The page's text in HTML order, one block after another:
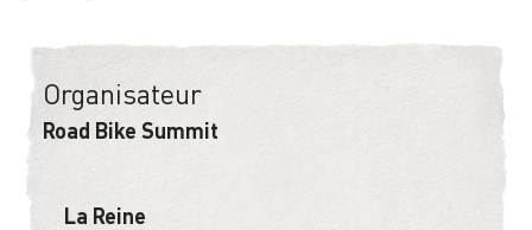
Organisateur
Road Bike Summit
La Reine